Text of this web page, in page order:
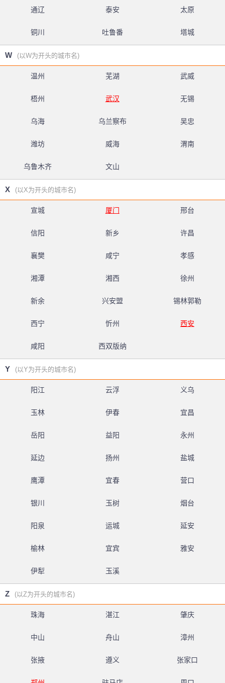
通辽 泰安 太原
铜川 吐鲁番 塔城
W (以W为开头的城市名)
温州 芜湖 武威
梧州 武汉 无锡
乌海 乌兰察布 吴忠
潍坊 威海 渭南
乌鲁木齐 文山
X (以X为开头的城市名)
宣城 厦门 邢台
信阳 新乡 许昌
襄樊 咸宁 孝感
湘潭 湘西 徐州
新余 兴安盟 锡林郭勒
西宁 忻州 西安
咸阳 西双版纳
Y (以Y为开头的城市名)
阳江 云浮 义乌
玉林 伊春 宜昌
岳阳 益阳 永州
延边 扬州 盐城
鹰潭 宜春 营口
银川 玉树 烟台
阳泉 运城 延安
榆林 宜宾 雅安
伊犁 玉溪
Z (以Z为开头的城市名)
珠海 湛江 肇庆
中山 舟山 漳州
张掖 遵义 张家口